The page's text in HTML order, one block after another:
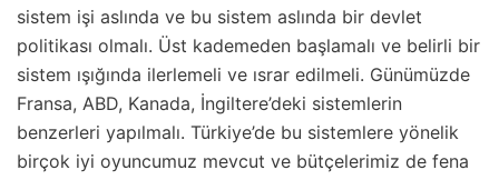
sistem işi aslında ve bu sistem aslında bir devlet
politikası olmalı. Üst kademeden başlamalı ve belirli bir
sistem ışığında ilerlemeli ve ısrar edilmeli. Günümüzde
Fransa, ABD, Kanada, İngiltere’deki sistemlerin
benzerleri yapılmalı. Türkiye’de bu sistemlere yönelik
birçok iyi oyuncumuz mevcut ve bütçelerimiz de fena